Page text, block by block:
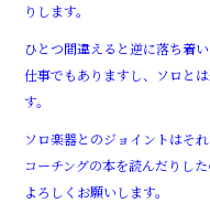
りします。
ひとつ間違えると逆に落ち着
仕事でもありますし、ソロと
す。
ソロ楽器とのジョイントはそ
コーチングの本を読んだりし
よろしくお願いします。